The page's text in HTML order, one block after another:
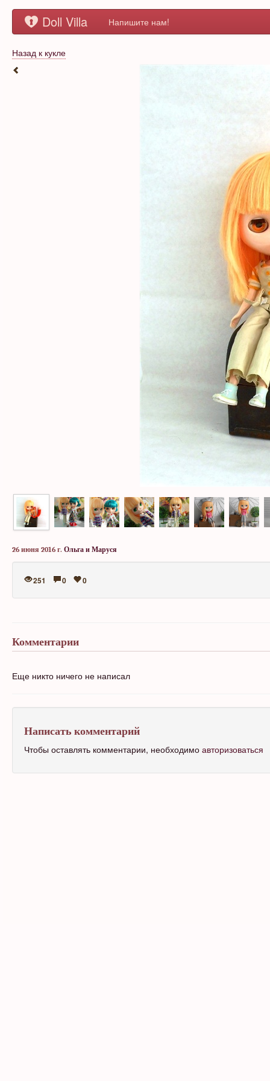
Doll Villa Напишите нам!
Назад к кукле
26 июня 2016 г. Ольга и Маруся
251 0 0
Комментарии
Еще никто ничего не написал
Написать комментарий
Чтобы оставлять комментарии, необходимо авторизоваться